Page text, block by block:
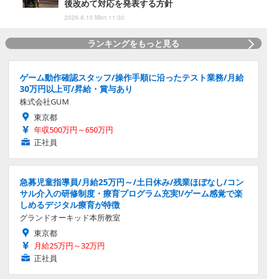
後改めて対応を発表する方針
2026.8.10 Mon 11:30
ランキングをもっと見る
ゲーム動作確認スタッフ/操作手順に沿ったテスト業務/月給
30万円以上可/昇給・賞与あり
株式会社GUM
東京都
年収500万円～650万円
正社員
急募児童指導員/月給25万円～/土日休み/残業ほぼなし/コン
サル介入の研修制度・療育プログラム充実!/ゲーム感覚で楽
しめるデジタル療育が特徴
グランドオーキッド本所教室
東京都
月給25万円～32万円
正社員